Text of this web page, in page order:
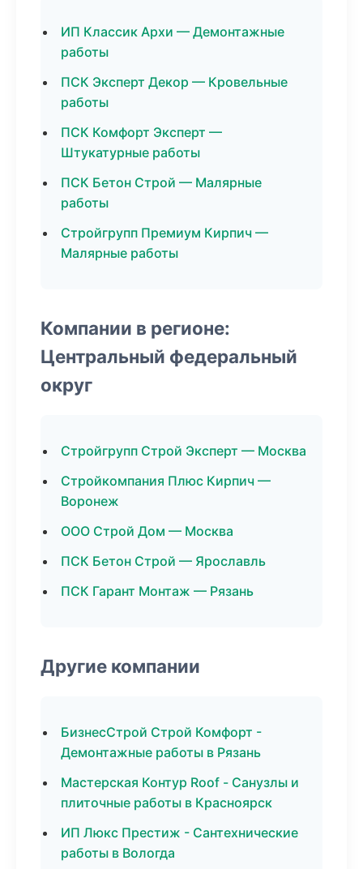
ИП Классик Архи — Демонтажные
работы
ПСК Эксперт Декор — Кровельные
работы
ПСК Комфорт Эксперт —
Штукатурные работы
ПСК Бетон Строй — Малярные
работы
Стройгрупп Премиум Кирпич —
Малярные работы
Компании в регионе:
Центральный федеральный
округ
Стройгрупп Строй Эксперт — Москва
Стройкомпания Плюс Кирпич —
Воронеж
ООО Строй Дом — Москва
ПСК Бетон Строй — Ярославль
ПСК Гарант Монтаж — Рязань
Другие компании
БизнесСтрой Строй Комфорт -
Демонтажные работы в Рязань
Мастерская Контур Roof - Санузлы и
плиточные работы в Красноярск
ИП Люкс Престиж - Сантехнические
работы в Вологда